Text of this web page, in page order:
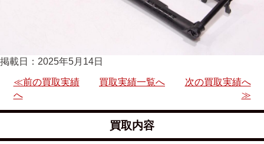
掲載日：2025年5月14日
≪前の買取実績
へ
買取実績一覧へ
次の買取実績へ
≫
買取内容